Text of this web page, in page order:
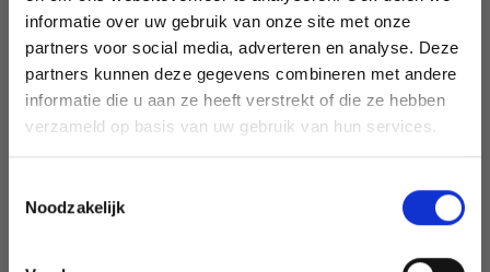
informatie over uw gebruik van onze site met onze
partners voor social media, adverteren en analyse. Deze
partners kunnen deze gegevens combineren met andere
informatie die u aan ze heeft verstrekt of die ze hebben
verzameld op basis van uw gebruik van hun services.
Noodzakelijk
DROPS KID-SILK
EUR 5.05
Voir toutes les options
Économisez jusqu'à 50 %
Soyez le premier à connaître nos soldes et